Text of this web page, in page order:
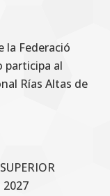
la Federació
participa al
Rías Altas de
2027